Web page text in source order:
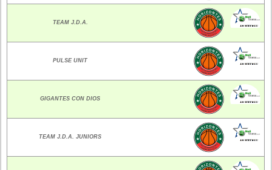
TEAM J.D.A.
PULSE UNIT
GIGANTES CON DIOS
TEAM J.D.A. JUNIORS